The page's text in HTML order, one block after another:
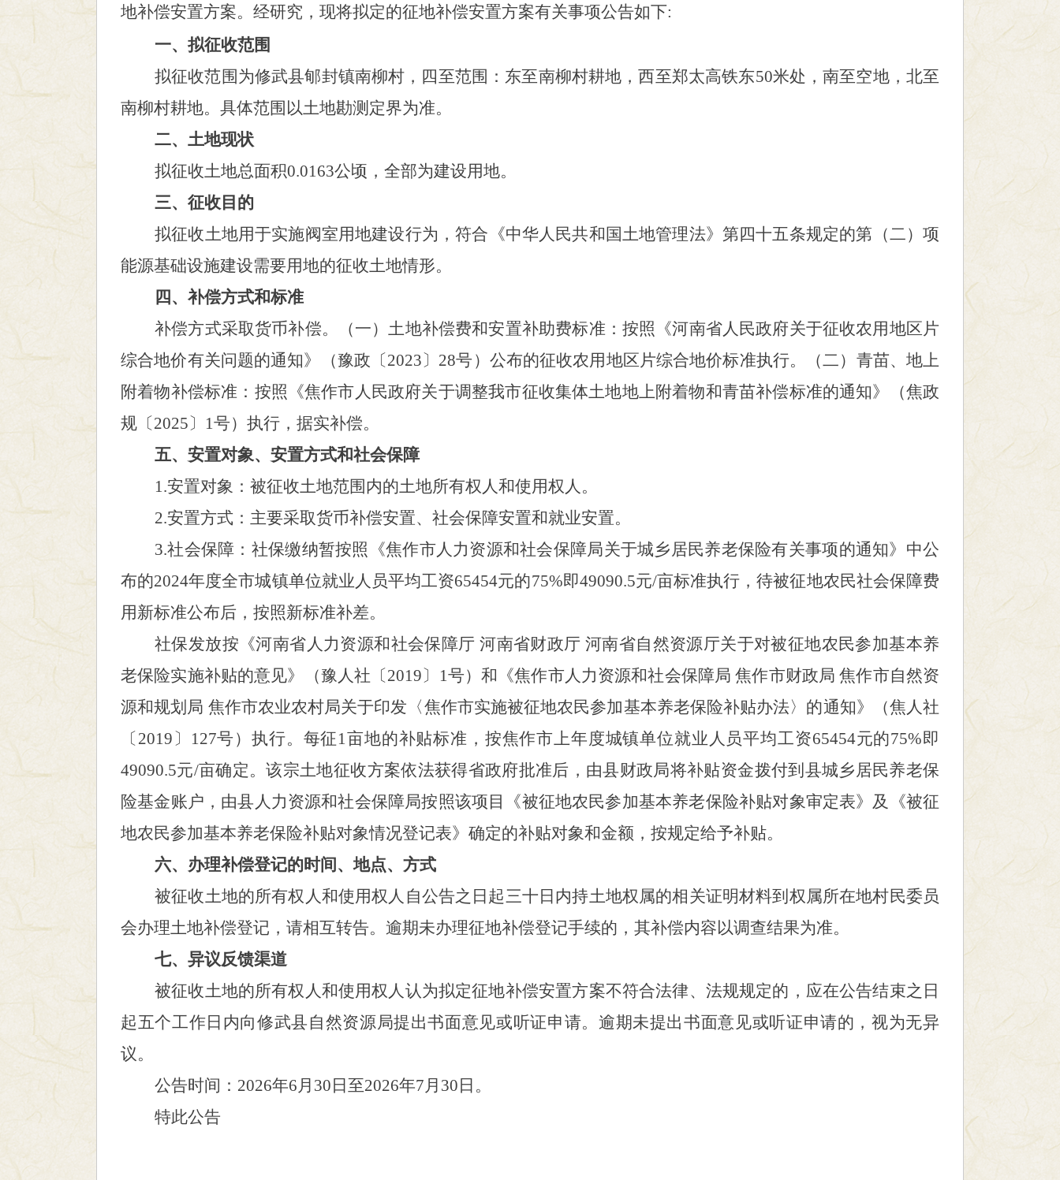
地补偿安置方案。经研究，现将拟定的征地补偿安置方案有关事项公告如下:
一、拟征收范围
拟征收范围为修武县郇封镇南柳村 ，四至范围：东至南柳村耕地，西至郑太高铁东50米处，南至空地，北至
南柳村耕地。具体范围以土地勘测定界为准。
二、土地现状
拟征收土地总面积0.0163公顷， 全部为建设用地。
三、征收目的
拟征收土地用于实施阀室用地建设行为，符合《中华人民共和国土地管理法》第四十五条规定的第（二）项
能源基础设施建设需要用地的征收土地情形。
四、补偿方式和标准
补偿方式采取货币补偿。（一）土地补偿费和安置补助费标准：按照《河南省人民政府关于征收农用地区片
综合地价有关问题的通知》（豫政〔2023〕 28号）公布的征收农用地区片综合地价标准执行。（二）青苗、地上
附着物补偿标准：按照《焦作市人民政府关于调整我市征收集体土地地上附着物和青苗补偿标准的通知》（焦政
规〔2025〕1号）执行，据实补偿。
五、安置对象、安置方式和社会保障
1.安置对象：被征收土地范围内的土地所有权人和使用权人。
2.安置方式：主要采取货币补偿安置、社会保障安置和就业安置。
3.社会保障：社保缴纳暂按照《焦作市人力资源和社会保障局关于城乡居民养老保险有关事项的通知》中公
布的2024年度全市城镇单位就业人员平均工资65454元的75%即49090.5元/亩标准执行，待被征地农民社会保障费
用新标准公布后，按照新标准补差。
社保发放按 《河南省人力资源和社会保障厅 河南省财政厅 河南省自然资源厅关于对被征地农民参加基本养
老保险实施补贴的意见》（豫人社〔2019〕1号）和《焦作市人力资源和社会保障局 焦作市财政局 焦作市自然资
源和规划局 焦作市农业农村局关于印发〈焦作市实施被征地农民参加基本养老保险补贴办法〉的通知》（焦人社
〔 2019〕127号）执行。每征1亩地的补贴标准，按焦作市上年度城镇单位就业人员平均工资65454元的75%即
49090.5元/亩确定。该宗土地征收方案依法获得省政府批准后，由县财政局将补贴资金拨付到县城乡居民养老保
险基金账户，由县人力资源和社会保障局按照该项目《被征地农民参加基本养老保险补贴对象审定表》及《被征
地农民参加基本养老保险补贴对象情况登记表》确定的补贴对象和金额，按规定给予补贴。
六、办理补偿登记的时间、地点、方式
被征收土地的所有权人和使用权人自公告之日起三十日内持土地权属的相关证明材料到权属所在地村民委 员
会办理土地补偿登记，请相互转告。逾期未办理征地补偿登记手续的，其补偿内容以调查结果为准。
七、异议反馈渠道
被征收土地的所有权人和使用权人认为拟定征地补偿安置方案不符合法律、法规规定的，应在公告结束之日
起五个工作日内向修武县自然资源局提出书面意见或听证申请。逾期未提出书面意见或听证申请的，视为无异
议。
公告时间： 2026年6月 30 日至2026年7月 30 日。
特此公告